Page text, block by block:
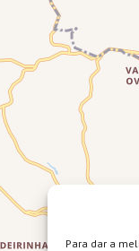
Para dar a